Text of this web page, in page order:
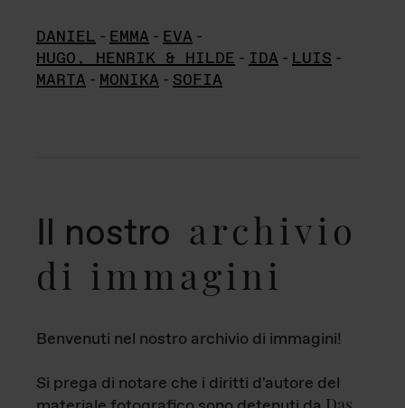
DANIEL - EMMA - EVA -
HUGO, HENRIK & HILDE - IDA - LUIS -
MARTA - MONIKA - SOFIA
Il nostro archivio
di immagini
Benvenuti nel nostro archivio di immagini!
Si prega di notare che i diritti d'autore del